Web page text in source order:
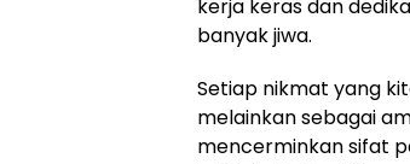
kerja keras dan
banyak jiwa.
Setiap nikmat yang
melainkan sebagai
mencerminkan sifat